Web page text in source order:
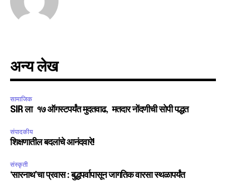
अन्य लेख
सामाजिक
SIR ला १७ ऑगस्टपर्यंत मुदतवाढ, मतदार नोंदणीची सोपी पद्धत
संपादकीय
शिक्षणातील बदलांचे आनंदवारे!
संस्कृती
‘सारनाथ’चा प्रवास : बुद्धपर्वापासून जागतिक वारसा स्थळापर्यंत